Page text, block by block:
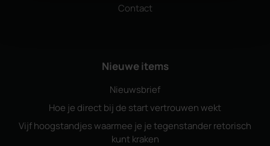
Contact
Nieuwe items
Nieuwsbrief
Hoe je direct bij de start vertrouwen wekt
Vijf hoogstandjes waarmee je je tegenstander retorisch
kunt kraken